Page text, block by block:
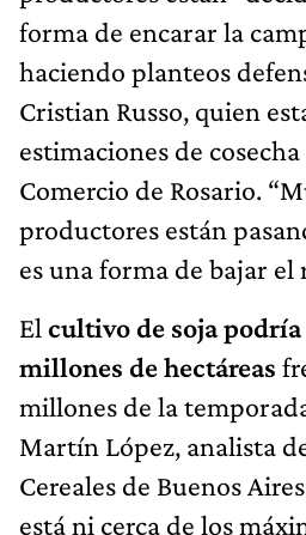
forma de encarar la
haciendo planteos
Cristian Russo, quien
estimaciones de
Comercio de Rosario.
productores están
es una forma de bajar el
El cultivo de soja podría
millones de hectáreas
millones de la
Martín López, analista
Cereales de Buenos
está ni cerca de los